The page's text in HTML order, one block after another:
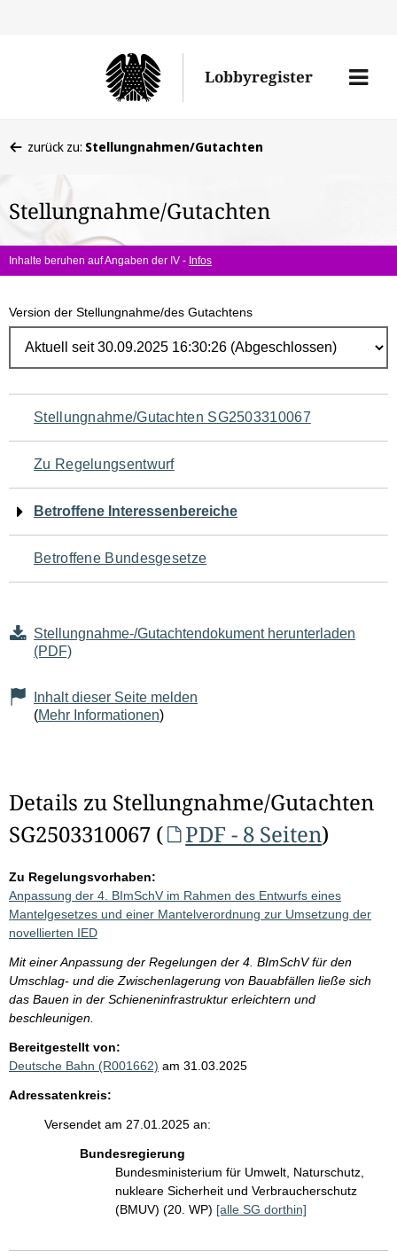
Lobbyregister
Menü
befinden
hier:
zurück zu: Stellungnahmen/Gutachten
Stellungnahme/Gutachten
Inhalte beruhen auf Angaben der IV - Infos
Version der Stellungnahme/des Gutachtens
Navigation
für
den
Seiteninhalt
Stellungnahme/Gutachten SG2503310067
Zu Regelungsentwurf
Betroffene Interessenbereiche
Betroffene Bundesgesetze
Stellungnahme-/Gutachtendokument herunterladen
(PDF)
Inhalt dieser Seite melden
(Mehr Informationen)
Details zu Stellungnahme/Gutachten
SG2503310067 (
PDF - 8 Seiten)
Zu Regelungsvorhaben:
Anpassung der 4. BImSchV im Rahmen des Entwurfs eines
Mantelgesetzes und einer Mantelverordnung zur Umsetzung der
novellierten IED
Mit einer Anpassung der Regelungen der 4. BImSchV für den
Umschlag- und die Zwischenlagerung von Bauabfällen ließe sich
das Bauen in der Schieneninfrastruktur erleichtern und
beschleunigen.
Bereitgestellt von:
Deutsche Bahn (R001662) am 31.03.2025
Adressatenkreis:
Versendet am 27.01.2025 an:
Bundesregierung
Bundesministerium für Umwelt, Naturschutz,
nukleare Sicherheit und Verbraucherschutz
(BMUV) (20. WP) [alle SG dorthin]